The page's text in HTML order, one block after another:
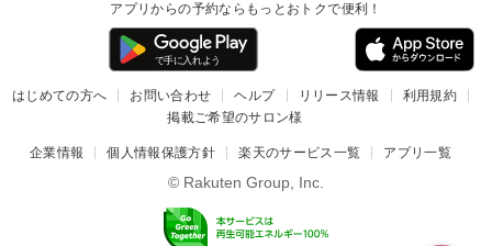
アプリからの予約ならもっとおトクで便利！
はじめての方へ お問い合わせ ヘルプ リリース情報
利用規約
掲載ご希望のサロン様
企業情報 個人情報保護方針 楽天のサービス一覧 アプリ一覧
© Rakuten Group, Inc.